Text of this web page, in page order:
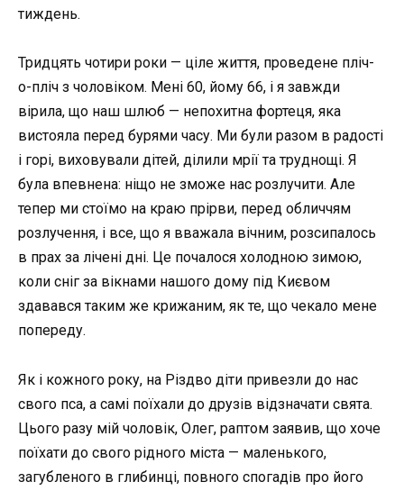
тиждень.
Тридцять чотири роки — ціле життя, проведене пліч-
о-пліч з чоловіком. Мені 60, йому 66, і я завжди
вірила, що наш шлюб — непохитна фортеця, яка
вистояла перед бурями часу. Ми були разом в радості
і горі, виховували дітей, ділили мрії та труднощі. Я
була впевнена: ніщо не зможе нас розлучити. Але
тепер ми стоїмо на краю прірви, перед обличчям
розлучення, і все, що я вважала вічним, розсипалось
в прах за лічені дні. Це почалося холодною зимою,
коли сніг за вікнами нашого дому під Києвом
здавався таким же крижаним, як те, що чекало мене
попереду.
Як і кожного року, на Різдво діти привезли до нас
свого пса, а самі поїхали до друзів відзначати свята.
Цього разу мій чоловік, Олег, раптом заявив, що хоче
поїхати до свого рідного міста — маленького,
загубленого в глибинці, повного спогадів про його